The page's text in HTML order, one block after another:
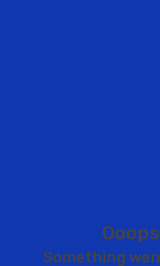
Ooops
Something wen